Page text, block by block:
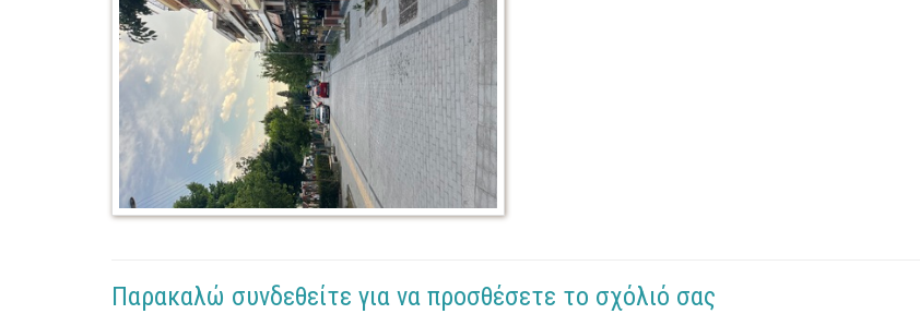
Παρακαλώ συνδεθείτε για να προσθέσετε το σχόλιό σας